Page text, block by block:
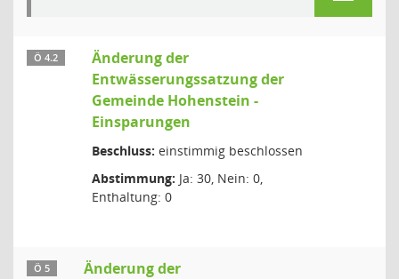
Ö 4.2
Änderung der
Entwässerungssatzung der
Gemeinde Hohenstein -
Einsparungen
Beschluss: einstimmig beschlossen
Abstimmung: Ja: 30, Nein: 0,
Enthaltung: 0
Ö 5
Änderung der